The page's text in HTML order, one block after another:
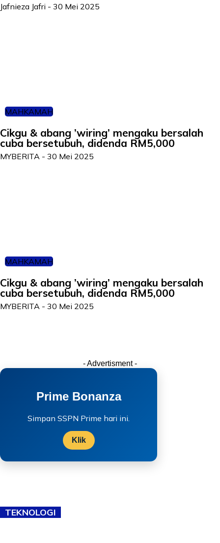
Jafnieza Jafri - 30 Mei 2025
MAHKAMAH
Cikgu & abang ’wiring’ mengaku bersalah
cuba bersetubuh, didenda RM5,000
MYBERITA - 30 Mei 2025
MAHKAMAH
Cikgu & abang ’wiring’ mengaku bersalah
cuba bersetubuh, didenda RM5,000
MYBERITA - 30 Mei 2025
- Advertisment -
Prime Bonanza
Simpan SSPN Prime hari ini.
Klik
TEKNOLOGI